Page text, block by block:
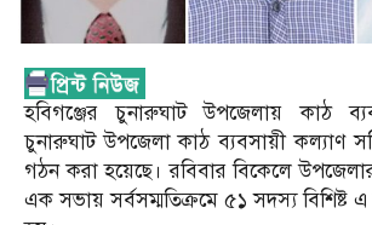
হবিগঞ্জের চুনারুঘাট উপজেলায় কাঠ
চুনারুঘাট উপজেলা কাঠ ব্যবসায়ী কল্যাণ
গঠন করা হয়েছে। রবিবার বিকেলে
এক সভায় সর্বসম্মতিক্রমে ৫১ সদস্য বিশিষ্ট